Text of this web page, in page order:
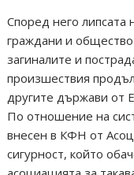
Според него липсата
граждани и
загиналите и
произшествия
другите държави от
По отношение на
внесен в КФН от
сигурност, който